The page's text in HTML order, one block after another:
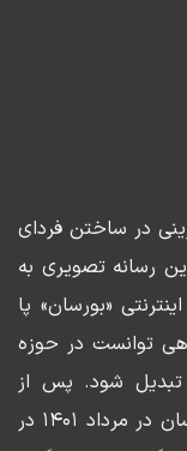
در ساختن فردای
رسانه تصویری به
اینترنتی «بورسان» پا
توانست در حوزه
تبدیل شود. پس از
حدود دو و نیم سال فعالیت مستمر، بورسان در مرداد ۱۴۰۱ در